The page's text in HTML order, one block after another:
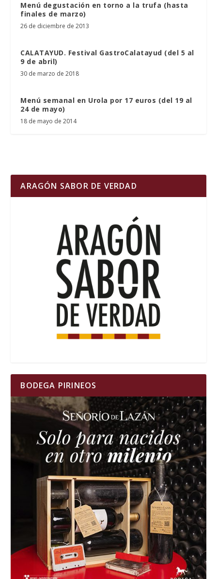
Menú degustación en torno a la trufa (hasta
finales de marzo)
26 de diciembre de 2013
CALATAYUD. Festival GastroCalatayud (del 5 al
9 de abril)
30 de marzo de 2018
Menú semanal en Urola por 17 euros (del 19 al
24 de mayo)
18 de mayo de 2014
ARAGÓN SABOR DE VERDAD
BODEGA PIRINEOS